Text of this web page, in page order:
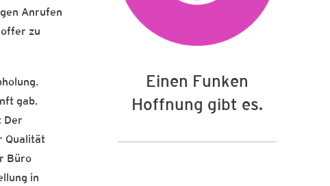
Anrufen
zu
gab.
Der
Qualität
Büro
in
Einen Funken
Hoffnung gibt es.